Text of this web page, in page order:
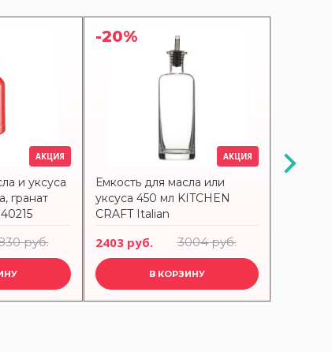
АКЦИЯ
и уксуса
гранат
руб.
-20%
АКЦИЯ
Емкость для масла или
уксуса 450 мл KITCHEN
CRAFT Italian
2403 руб. 3004 руб.
В КОРЗИНУ